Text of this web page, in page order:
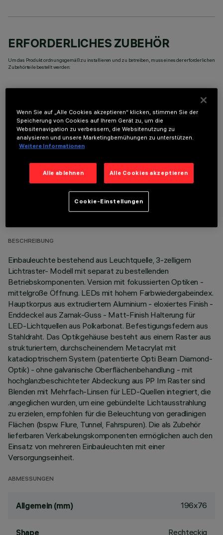
ERFORDERLICHES ZUBEHÖR
Um das Produkt ordnungsgemäß zu installieren und zu betreiben, muss eines der erforderlichen
Zubehörteile bestellt werden:
OPTIONALE KOMPONENTEN
TECHNISCHE DATEN
BESCHREIBUNG
Einbauleuchte bestehend aus Leuchtquelle, 3-zelligem
Lichtraster- Modell mit separat zu bestellenden
Betriebskomponenten. Version mit fokussierten Optiken -
mittelgroße Öffnung. LEDs mit hohem Farbwiedergabeindex.
Hauptkorpus aus extrudiertem Aluminium - eloxiertes Finish -
Enddeckel aus Zamak-Guss - Matt-Finish Halterung für
LED-Lichtquellen aus Polkarbonat. Befestigungsfedern aus
Stahldraht. Das Optikgehäuse besteht aus einem Raster aus
strukturiertem, durchscheinendem Metacrylat mit
katadioptrischem System (patentierte Opti Beam Diamond-
Optik) - ohne galvanische Oberflächenbehandlung - mit
hochglanzbeschichteter Abdeckung aus PP Im Raster sind
Blenden mit Mehrfach-Linsen für LED-Quellen integriert, die
.angeglichen wurden, um eine gebündelte Lichtausstrahlung
zu erzielen, empfohlen für die Beleuchtung von geradlinigen
Flächen (bspw. Flure, Tunnel, Fahrspuren). Die als Zubehör
lieferbaren Verkabelungskomponenten ermöglichen auch den
Einsatz von mehreren Einbauleuchten mit einer
Versorgungseinheit.
ABMESSUNGEN
Allgemein (mm) 196x76
Shape Rechteckig
Wenn Sie auf „Alle Cookies akzeptieren“ klicken, stimmen Sie der
Speicherung von Cookies auf Ihrem Gerät zu, um die
Websitenavigation zu verbessern, die Websitenutzung zu
analysieren und unsere Marketingbemühungen zu unterstützen.
Weitere Informationen
Alle ablehnen Alle Cookies akzeptieren
Cookie-Einstellungen